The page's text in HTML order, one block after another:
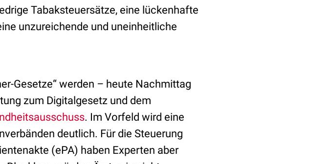
Tabaksteuersätze, eine lückenhafte
unzureichende und uneinheitliche
Gesetze“ werden – heute Nachmittag
zum Digitalgesetz und dem
. Im Vorfeld wird eine
deutlich. Für die Steuerung
(ePA) haben Experten aber